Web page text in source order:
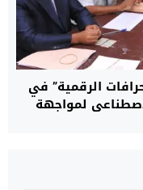
الرقمية” في
الاصطناعي لمواجهة